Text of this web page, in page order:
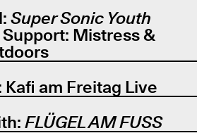
Super Sonic Youth
Mistress &
Kafi am Freitag Live
FLÜGEL AM FUSS